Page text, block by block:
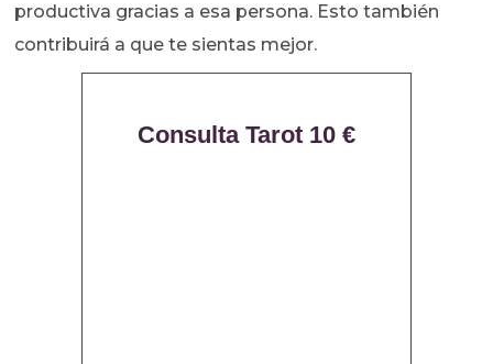
productiva gracias a esa persona. Esto también
contribuirá a que te sientas mejor.
Consulta Tarot 10 €